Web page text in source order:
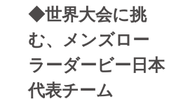
◆世界大会に挑
む、メンズロー
ラーダービー日本
代表チーム